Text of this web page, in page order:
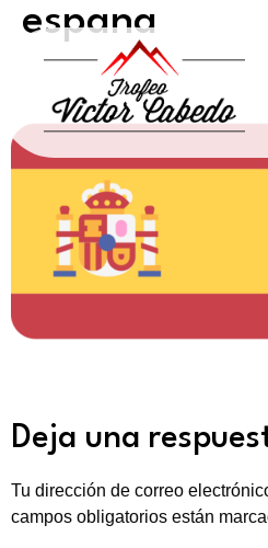
espana
Deja una
Tu dirección de correo
campos obligatorios están